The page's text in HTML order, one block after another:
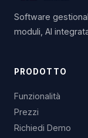
Software
moduli, AI
PRODOTTO
Funzionalità
Prezzi
Richiedi Demo